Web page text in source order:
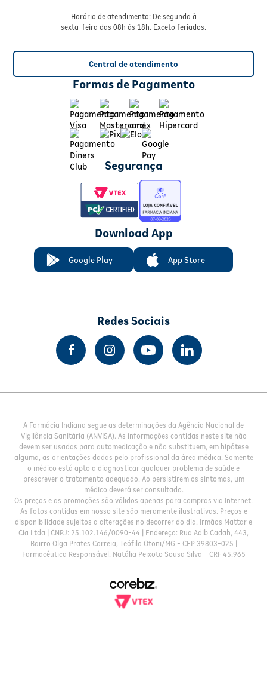
Horário de atendimento: De segunda à
sexta-feira das 08h às 18h. Exceto feriados.
Central de atendimento
Formas de Pagamento
Segurança
Download App
Google Play App Store
Redes Sociais
A Farmácia Indiana segue as determinações da Agência Nacional de
Vigilância Sanitária (ANVISA). As informações contidas neste site não
devem ser usadas para automedicação e não substituem, em hipótese
alguma, as orientações dadas pelo profissional da área médica. Somente
o médico está apto a diagnosticar qualquer problema de saúde e
prescrever o tratamento adequado. Ao persistirem os sintomas, um
médico deverá ser consultado.
Os preços e as promoções são válidos apenas para compras via Internet.
As fotos contidas em nosso site são meramente ilustrativas. Preços e
disponibilidade sujeitos a alterações no decorrer do dia. Irmãos Mattar e
Cia Ltda | CNPJ: 25.102.146/0090-44 | Endereço: Rua Adib Cadah, 443,
Bairro Olga Prates Correia, Teófilo Otoni/MG - CEP 39803-025 |
Farmacêutica Responsável: Natália Peixoto Sousa Silva - CRF 45.965